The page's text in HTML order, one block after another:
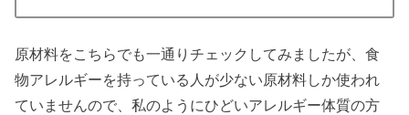
原材料をこちらでも一通りチェックしてみましたが、食
物アレルギーを持っている人が少ない原材料しか使われ
ていませんので、私のようにひどいアレルギー体質の方